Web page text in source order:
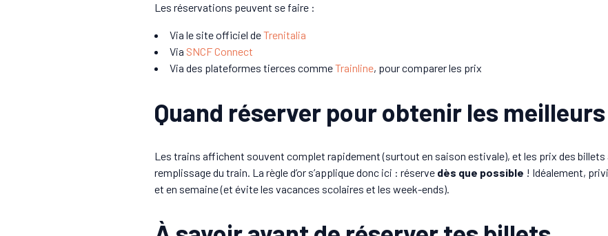
Les réservations peuvent se faire :
Via le site officiel deTrenitalia
Via SNCF Connect
Via des plateformes tierces commeTrainline, pour comparer les prix
Quand réserver pour obtenir les
Les trains affichent souvent complet rapidement (surtout en saison estivale), et les prix des
remplissage du train. La règle d’or s’applique donc ici : réserve dès que possible ! Idéalement,
et en semaine (et évite les vacances scolaires et les week-ends).